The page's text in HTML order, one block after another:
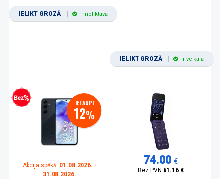
IELIKT GROZĀ Ir noliktavā
IELIKT GROZĀ Ir veikalā
kredīts IETAUPI
12%
Akcija spēkā: 01.08.2026. -
31.08.2026.
74.00 €
Bez PVN 61.16 €